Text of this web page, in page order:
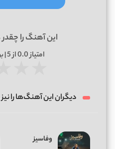
این آهنگ را
امتیاز0.0از 5 | بر اساس
دیگران این آهنگ‌ها را
وفاسیز